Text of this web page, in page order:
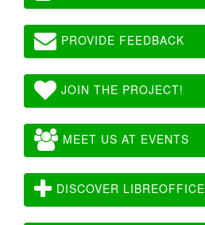
PROVIDE FEEDBACK
JOIN THE PROJECT!
MEET US AT EVENTS
DISCOVER LIBREOFFICE